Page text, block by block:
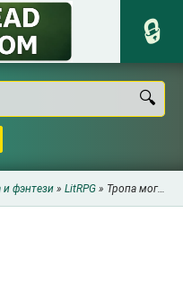
и фэнтези » LitRPG » Тропа могущества (СИ) - Красников Андрей Андреевич